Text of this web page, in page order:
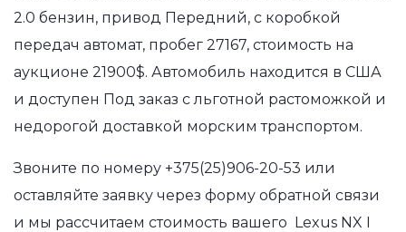
2.0 бензин, привод Передний, с коробкой
передач автомат, пробег 27167, стоимость на
аукционе 21900$. Автомобиль находится в США
и доступен Под заказ с льготной растоможкой и
недорогой доставкой морским транспортом.
Звоните по номеру +375(25)906-20-53 или
оставляйте заявку через форму обратной связи
и мы рассчитаем стоимость вашего Lexus NX I